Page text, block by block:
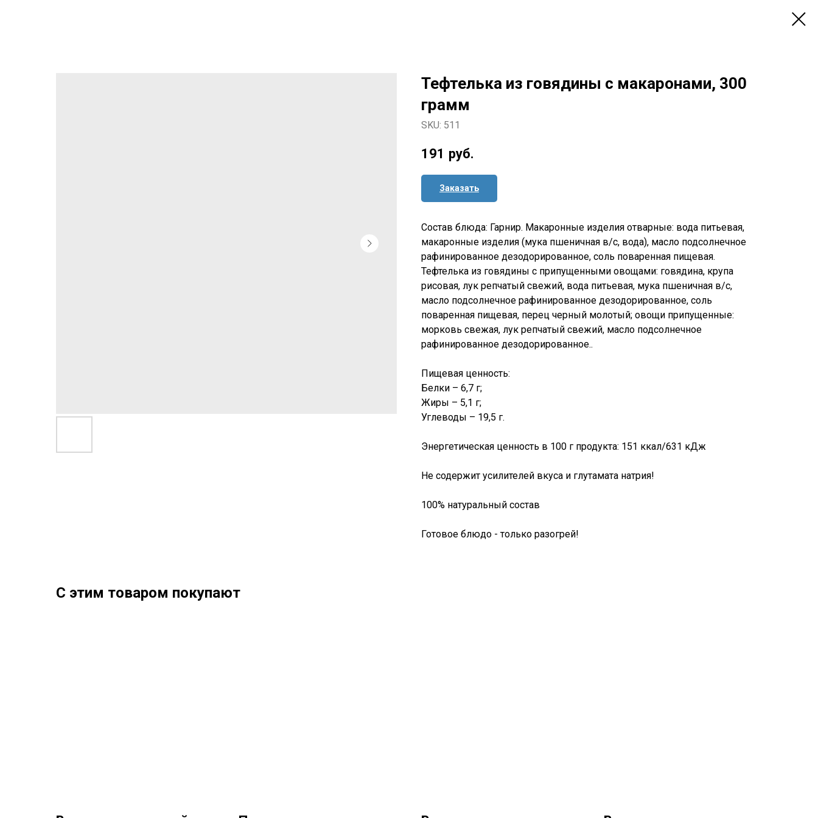
Тефтелька из говядины с макаронами, 300
грамм
SKU: 511
191 руб.
Заказать
Состав блюда: Гарнир. Макаронные изделия отварные: вода питьевая,
макаронные изделия (мука пшеничная в/с, вода), масло подсолнечное
рафинированное дезодорированное, соль поваренная пищевая.
Тефтелька из говядины с припущенными овощами: говядина, крупа
рисовая, лук репчатый свежий, вода питьевая, мука пшеничная в/с,
масло подсолнечное рафинированное дезодорированное, соль
поваренная пищевая, перец черный молотый; овощи припущенные:
морковь свежая, лук репчатый свежий, масло подсолнечное
рафинированное дезодорированное..
Пищевая ценность:
Белки – 6,7 г;
Жиры – 5,1 г;
Углеводы – 19,5 г.
Энергетическая ценность в 100 г продукта: 151 ккал/631 кДж
Не содержит усилителей вкуса и глутамата натрия!
100% натуральный состав
Готовое блюдо - только разогрей!
С этим товаром покупают